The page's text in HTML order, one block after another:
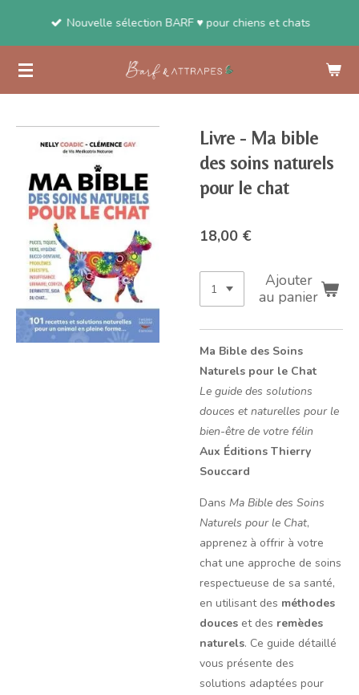
principal
Nouvelle sélection BARF ♥ pour chiens et chats
Livre - Ma bible
des soins naturels
pour le chat
18,00 €
Ajouter
au panier
Ma Bible des Soins
Naturels pour le Chat
Le guide des solutions
douces et naturelles pour le
bien-être de votre félin
Aux Éditions Thierry
Souccard
Dans Ma Bible des Soins
Naturels pour le Chat,
apprenez à offrir à votre
chat une approche de soins
respectueuse de sa santé,
en utilisant des méthodes
douces et des remèdes
naturels. Ce guide détaillé
vous présente des
solutions adaptées pour